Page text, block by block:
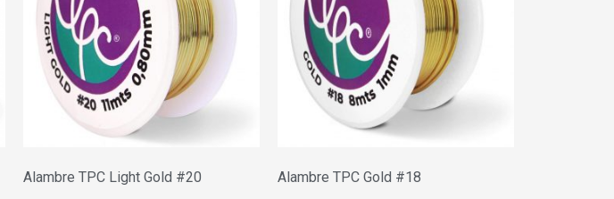
Alambre TPC Light Gold #20 Alambre TPC Gold #18